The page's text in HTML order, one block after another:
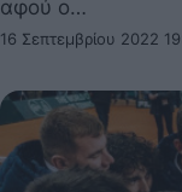
αφού ο…
16 Σεπτεμβρίου 2022